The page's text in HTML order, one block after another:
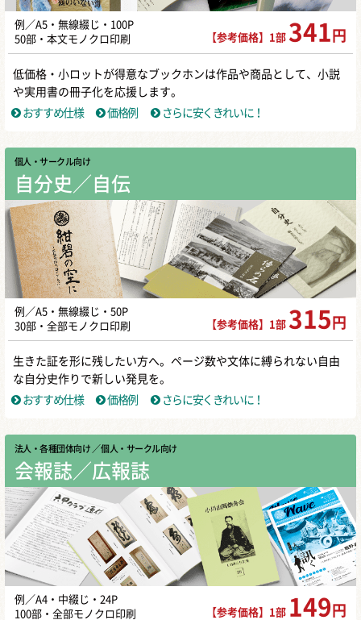
例／A5・無線綴じ・100P
50部・本文モノクロ印刷
【参考価格】1部 341 円
低価格・小ロットが得意なブックホンは作品や商品として、小説
や実用書の冊子化を応援します。
おすすめ仕様
価格例 さらに安くきれいに！
個人・サークル向け
自分史／自伝
例／A5・無線綴じ・50P
30部・全部モノクロ印刷
【参考価格】1部 315 円
生きた証を形に残したい方へ。ページ数や文体に縛られない自由
な自分史作りで新しい発見を。
おすすめ仕様
価格例 さらに安くきれいに！
法人・各種団体向け ／ 個人・サークル向け
会報誌／広報誌
例／A4・中綴じ・24P
100部・全部モノクロ印刷
【参考価格】1部 149 円